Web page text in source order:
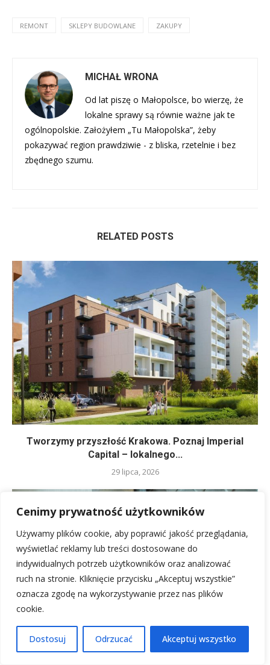
Cenimy prywatność użytkowników
Używamy plików cookie, aby poprawić jakość przeglądania,
wyświetlać reklamy lub treści dostosowane do
indywidualnych potrzeb użytkowników oraz analizować
ruch na stronie. Kliknięcie przycisku „Akceptuj wszystkie”
oznacza zgodę na wykorzystywanie przez nas plików
cookie.
Dostosuj Odrzucać Akceptuj wszystko
REMONT SKLEPY BUDOWLANE ZAKUPY
MICHAŁ WRONA
Od lat piszę o Małopolsce, bo wierzę, że
lokalne sprawy są równie ważne jak te
ogólnopolskie. Założyłem „Tu Małopolska”, żeby
pokazywać region prawdziwie - z bliska, rzetelnie i bez
zbędnego szumu.
RELATED POSTS
Tworzymy przyszłość Krakowa. Poznaj Imperial
Capital – lokalnego...
29 lipca, 2026